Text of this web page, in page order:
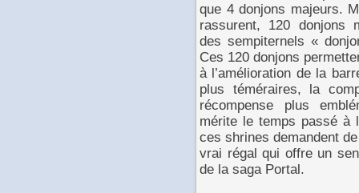
que 4 donjons majeurs.
rassurent, 120 donjons
des sempiternels «
Ces 120 donjons
à l’amélioration de la
plus téméraires, la
récompense plus
mérite le temps passé à
ces shrines demandent
vrai régal qui offre un
de la saga Portal.